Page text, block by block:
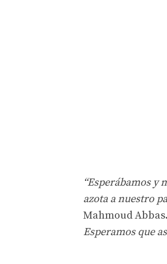
“Esperábamos y
azota a nuestro
Mahmoud Abbas.
Esperamos que